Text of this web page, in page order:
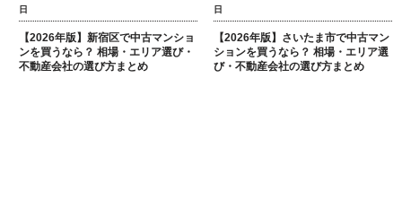
日
【2026年版】新宿区で中古マンショ
ンを買うなら？ 相場・エリア選び・
不動産会社の選び方まとめ
日
【2026年版】さいたま市で中古マン
ションを買うなら？ 相場・エリア選
び・不動産会社の選び方まとめ